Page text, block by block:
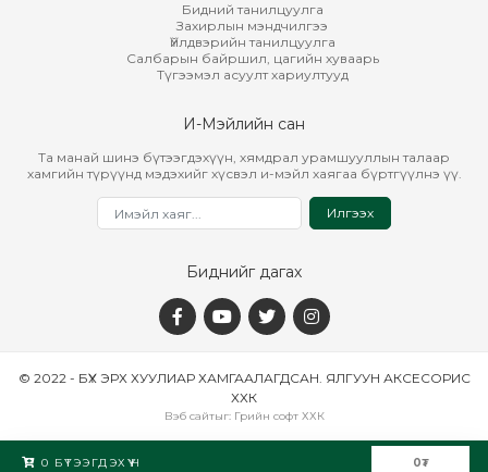
Бидний танилцуулга
Захирлын мэндчилгээ
Үйлдвэрийн танилцуулга
Салбарын байршил, цагийн хуваарь
Түгээмэл асуулт хариултууд
И-Мэйлийн сан
Та манай шинэ бүтээгдэхүүн, хямдрал урамшууллын талаар
хамгийн түрүүнд мэдэхийг хүсвэл и-мэйл хаягаа бүртгүүлнэ үү.
Илгээх
Биднийг дагах
© 2022 - БҮХ ЭРХ ХУУЛИАР ХАМГААЛАГДСАН. ЯЛГУУН АКСЕСОРИС
ХХК
Вэб сайтыг: Грийн софт ХХК
0 БҮТЭЭГДЭХҮҮН 0₮